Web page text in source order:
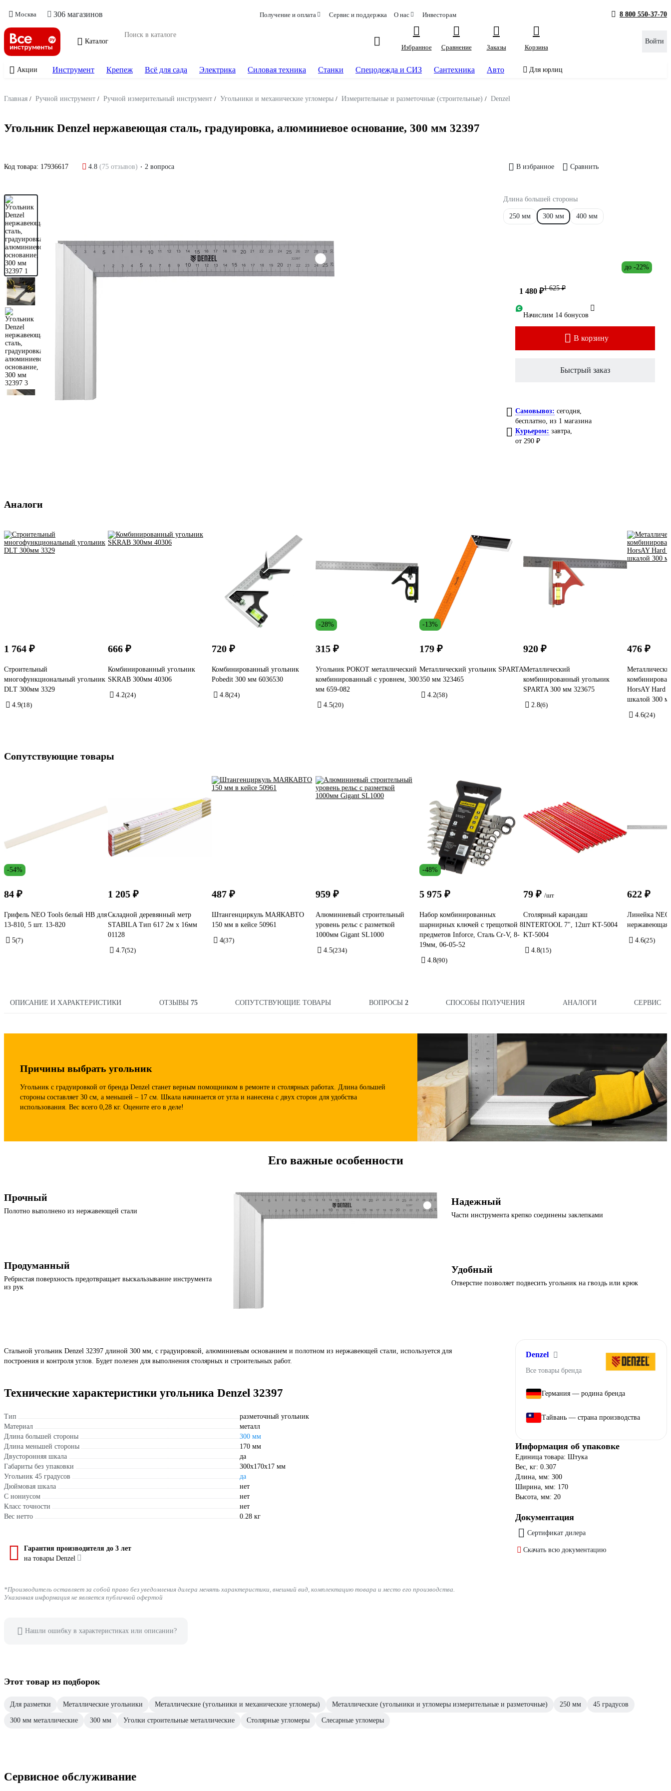
Москва 306 магазинов Получение и оплата Сервис и поддержка О нас Инвесторам 8 800 550-37-70
Каталог
Избранное
Сравнение Заказы Корзина
Войти
Акции Инструмент Крепеж Всё для сада Электрика Силовая техника Станки Спецодежда и СИЗ Сантехника Авто Для юрлиц
Главная / Ручной инструмент / Ручной измерительный инструмент / Угольники и механические угломеры / Измерительные и разметочные (строительные) / Denzel
Угольник Denzel нержавеющая сталь, градуировка, алюминиевое основание, 300 мм 32397
Код товара: 17936617 4.8 (75 отзывов) 2 вопроса В избранное Сравнить
Длина большей стороны
250 мм 300 мм 400 мм
до -22%
1 480 ₽1 625 ₽
Начислим 14 бонусов
В корзину
Быстрый заказ
Самовывоз: сегодня,
бесплатно , из 1 магазина
Курьером: завтра,
от 290 ₽
Аналоги
1 764 ₽
Строительный
многофункциональный угольник
DLT 300мм 3329
4.9(18)
666 ₽
Комбинированный угольник
SKRAB 300мм 40306
4.2(24)
720 ₽
Комбинированный угольник
Pobedit 300 мм 6036530
4.8(24)
-28%
315 ₽
Угольник РОКОТ металлический
комбинированный с уровнем, 300
мм 659-082
4.5(20)
-13%
179 ₽
Металлический угольник SPARTA
350 мм 323465
4.2(58)
920 ₽
Металлический
комбинированный угольник
SPARTA 300 мм 323675
2.8(6)
476 ₽
HorsAY Hard
шкалой 300
4.6(24)
Сопутствующие товары
-54%
84 ₽
Грифель NEO Tools белый HB для
13-810, 5 шт. 13-820
5(7)
1 205 ₽
Складной деревянный метр
STABILA Тип 617 2м х 16мм
01128
4.7(52)
487 ₽
Штангенциркуль МАЯКАВТО
150 мм в кейсе 50961
4(37)
959 ₽
Алюминиевый строительный
уровень рельс с разметкой
1000мм Gigant SL1000
4.5(234)
-48%
5 975 ₽
Набор комбинированных
шарнирных ключей с трещоткой 8
предметов Inforce, Сталь Cr-V, 8-
19мм, 06-05-52
4.8(90)
79 ₽ /шт
Столярный карандаш
INTERTOOL 7", 12шт KT-5004
KT-5004
4.8(15)
622 ₽
Линейка
нержавеющая
4.6(25)
ОПИСАНИЕ И ХАРАКТЕРИСТИКИ ОТЗЫВЫ 75 СОПУТСТВУЮЩИЕ ТОВАРЫ ВОПРОСЫ 2 СПОСОБЫ ПОЛУЧЕНИЯ АНАЛОГИ СЕРВИС
Причины выбрать угольник
Угольник с градуировкой от бренда Denzel станет верным помощником в ремонте и столярных работах. Длина большей
стороны составляет 30 см, а меньшей – 17 см. Шкала начинается от угла и нанесена с двух сторон для удобства
использования. Вес всего 0,28 кг. Оцените его в деле!
Его важные особенности
Прочный
Полотно выполнено из нержавеющей стали
Продуманный
Ребристая поверхность предотвращает выскальзывание инструмента
из рук
Надежный
Части инструмента крепко соединены заклепками
Удобный
Отверстие позволяет подвесить угольник на гвоздь или крюк
Стальной угольник Denzel 32397 длиной 300 мм, с градуировкой, алюминиевым основанием и полотном из нержавеющей стали, используется для
построения и контроля углов. Будет полезен для выполнения столярных и строительных работ.
Технические характеристики угольника Denzel 32397
Тип
разметочный угольник
Материал
металл
Длина большей стороны
300 мм
Длина меньшей стороны
170 мм
Двусторонняя шкала
да
Габариты без упаковки
300х170х17 мм
Угольник 45 градусов
да
Дюймовая шкала
нет
С нониусом
нет
Класс точности
нет
Вес нетто
0.28 кг
Гарантия производителя до 3 лет
на товары Denzel
*Производитель оставляет за собой право без уведомления дилера менять характеристики, внешний вид, комплектацию товара и место его производства.
Указанная информация не является публичной офертой
Нашли ошибку в характеристиках или описании?
Denzel
Все товары бренда
Германия — родина бренда
Тайвань — страна производства
Информация об упаковке
Единица товара: Штука
Вес, кг: 0.307
Длина, мм: 300
Ширина, мм: 170
Высота, мм: 20
Документация
Сертификат дилера
Скачать всю документацию
Этот товар из подборок
Для разметки Металлические угольники Металлические (угольники и механические угломеры) Металлические (угольники и угломеры измерительные и разметочные) 250 мм 45 градусов
300 мм металлические 300 мм Уголки строительные металлические Столярные угломеры Слесарные угломеры
Сервисное обслуживание